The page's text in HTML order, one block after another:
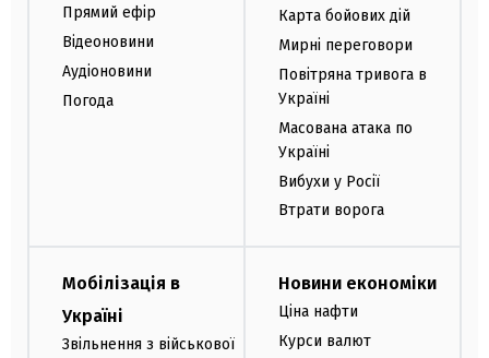
Прямий ефір
Відеоновини
Аудіоновини
Погода
Карта бойових дій
Мирні переговори
Повітряна тривога в
Україні
Масована атака по
Україні
Вибухи у Росії
Втрати ворога
Мобілізація в
Україні
Звільнення з військової
Новини економіки
Ціна нафти
Курси валют